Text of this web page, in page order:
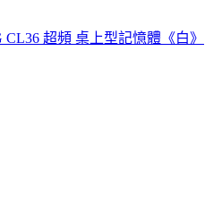
CL36 超頻 桌上型記憶體《白》